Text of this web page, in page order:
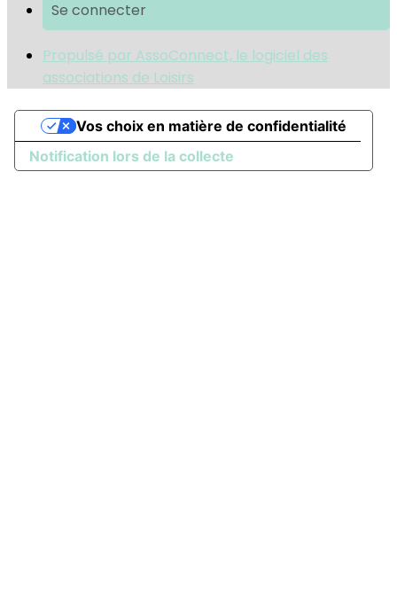
Se connecter
Propulsé par AssoConnect, le logiciel des
associations de Loisirs
Notification lors de la collecte
Vos choix en matière de confidentialité